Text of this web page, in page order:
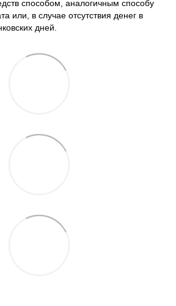
способом, аналогичным способу
или, в случае отсутствия денег в
дней.